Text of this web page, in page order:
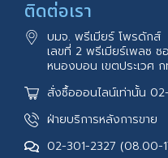
ติดต่อเรา
บมจ. พรีเมียร์ โพรดักส์
เลขที่ 2 พรีเมียร์เพลซ
หนองบอน เขตประเวศ
สั่งซื้อออนไลน์เท่านั้น
ฝ่ายบริการหลังการขาย
02-301-2327 (08.00-